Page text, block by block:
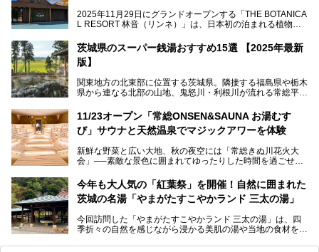
この記事では、オープンに先駆けプレス向けに行われた体験
施設を体験してきました！
2025年11月29日にグランドオープンする「THE BOTANICA
L RESORT 林音（リンネ）」は、日本初の泊まれる植物
験型リゾートです。その中でも注目されているのが「おふろ
café りんねの湯」。内覧会に参加して、ひと足お先に体験
してきました。
茨城県のスーパー銭湯おすすめ15選 【2025年最新
版】
関東地方の北東部に位置する茨城県。隣接する福島県や栃木
県から連なる北部の山地、鬼怒川・利根川が流れる常総平野
に日立や大洗、鹿島など数々の漁港が並ぶ東部の太平洋岸
と、同じ県内でもさまざまな景色を見られるのが魅力です。
が特徴的。なかでもおすすめのスーパー銭湯をご紹介しま
す。
11/23オープン「常総ONSEN&SAUNA お湯むす
び」サウナと天然温泉でマジックアワーを体験
新鮮な野菜と広い大地、秋の夜空には「常総きぬ川花火大
会」──素敵な景色に囲まれてゆったりした時間を過ごせる
温浴施設「常総ONSEN&SAUNA お湯むすび」がオープンし
ます。
業施設の一角に構えられた店内では、関東最大級となる合計
10室のサウナと自家源泉温泉、高濃度炭酸泉を満喫でき、
今年も大人気の「紅葉祭」を開催！自然に囲まれた
茨城の名湯「やまがたすこやかランド 三太の湯」
今回訪問した「やまがたすこやかランド 三太の湯」は、四
季折々の自然を感じながら浸かる美肌の湯や当地の食材を使